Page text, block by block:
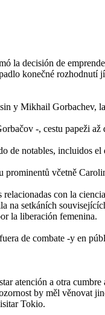
la decisión de
konečné rozhodnutí
y Mikhail
-, cestu papeži
de notables, incluidos
včetně
relacionadas con la
na setkáních
la liberación femenina.
de combate -y en
atención a otra
by měl věnovat
Tokio.